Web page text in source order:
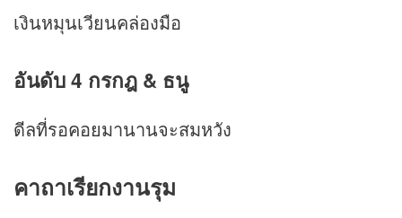
เงินหมุนเวียนคล่องมือ
อันดับ 4 กรกฎ & ธนู
ดีลที่รอคอยมานานจะสมหวัง
คาถาเรียกงานรุม